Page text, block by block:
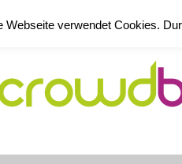
Webseite verwendet Cookies.